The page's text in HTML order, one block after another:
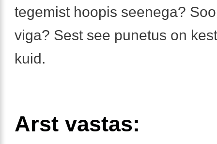
tegemist hoopis seenega?
viga? Sest see punetus on
kuid.
Arst vastas: